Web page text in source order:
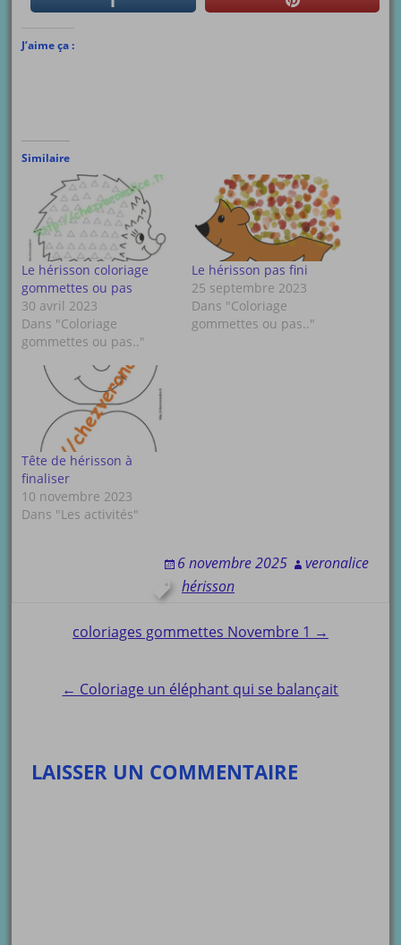
J’aime ça :
Similaire
Le hérisson coloriage
gommettes ou pas
30 avril 2023
Dans "Coloriage
gommettes ou pas.."
Le hérisson pas fini
25 septembre 2023
Dans "Coloriage
gommettes ou pas.."
Tête de hérisson à
finaliser
10 novembre 2023
Dans "Les activités"
6 novembre 2025
veronalice
hérisson
Post
navigation
coloriages gommettes Novembre 1 →
← Coloriage un éléphant qui se balançait
LAISSER UN COMMENTAIRE